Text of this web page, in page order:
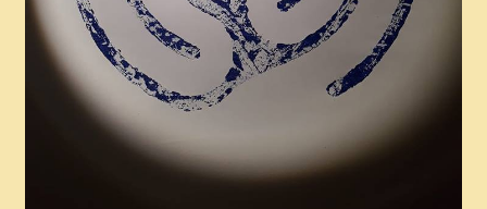
Panier
Témoignages